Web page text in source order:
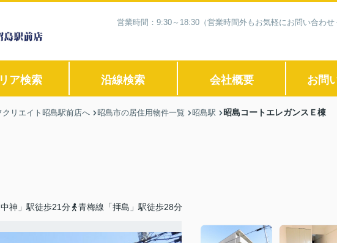
営業時間：9:30～18:30（営業時間外もお気軽にお問い合
ア検索 沿線検索 会社概要 お問
リエイト昭島駅前店へ 昭島市の居住用物件一覧 昭島駅 昭島コートエレガンスＥ棟
神」駅徒歩21分 青梅線「拝島」駅徒歩28分